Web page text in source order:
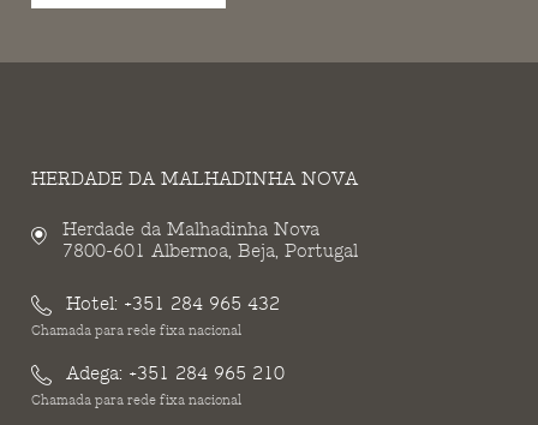
HERDADE DA MALHADINHA NOVA
Herdade da Malhadinha Nova
7800-601 Albernoa, Beja, Portugal
Hotel: +351 284 965 432
Chamada para rede fixa nacional
Adega: +351 284 965 210
Chamada para rede fixa nacional